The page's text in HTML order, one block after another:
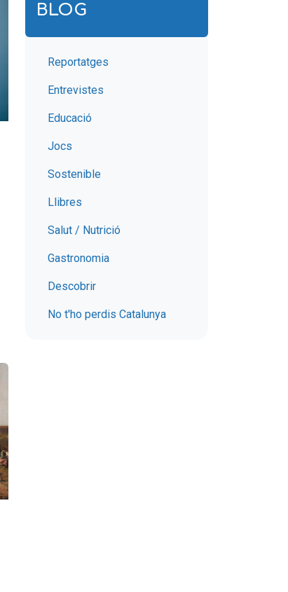
BLOG
Reportatges
Entrevistes
Educació
Jocs
Sostenible
Llibres
Salut / Nutrició
Gastronomia
Descobrir
No t'ho perdis Catalunya